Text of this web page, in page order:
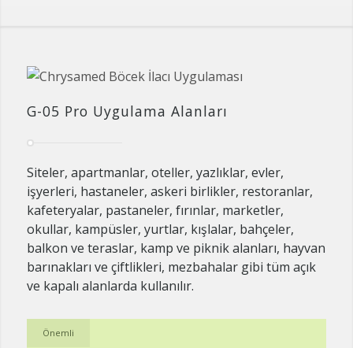
G-05 Pro Uygulama Alanları
Siteler, apartmanlar, oteller, yazlıklar, evler,
işyerleri, hastaneler, askeri birlikler, restoranlar,
kafeteryalar, pastaneler, fırınlar, marketler,
okullar, kampüsler, yurtlar, kışlalar, bahçeler,
balkon ve teraslar, kamp ve piknik alanları, hayvan
barınakları ve çiftlikleri, mezbahalar gibi tüm açık
ve kapalı alanlarda kullanılır.
Önemli